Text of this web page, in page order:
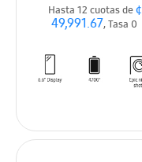
Hasta 12 cuotas de¢
49,991.67, Tasa 0